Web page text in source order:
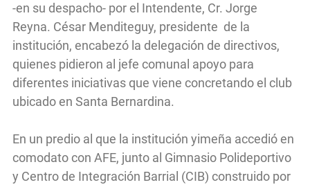
-en su despacho- por el Intendente, Cr. Jorge
Reyna. César Menditeguy, presidente de la
institución, encabezó la delegación de directivos,
quienes pidieron al jefe comunal apoyo para
diferentes iniciativas que viene concretando el club
ubicado en Santa Bernardina.
En un predio al que la institución yimeña accedió en
comodato con AFE, junto al Gimnasio Polideportivo
y Centro de Integración Barrial (CIB) construido por